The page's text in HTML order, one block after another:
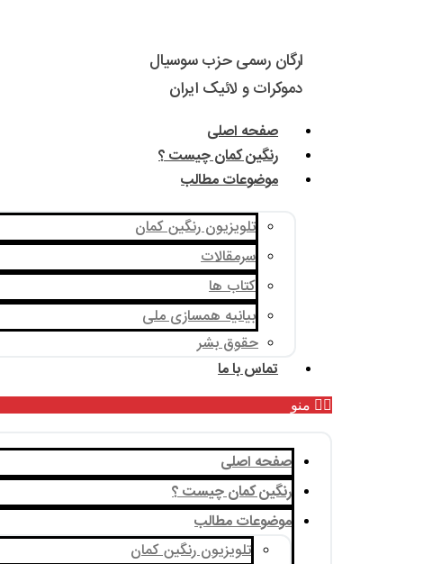
ارگان رسمی حزب سوسیال
دموکرات و لائیک ایران
صفحه اصلی
رنگین کمان چیست ؟
موضوعات مطالب
تلویزیون رنگین کمان
سرمقالات
کتاب ها
بیانیه همسازی ملی
حقوق بشر
تماس با ما
منو
صفحه اصلی
رنگین کمان چیست ؟
موضوعات مطالب
تلویزیون رنگین کمان